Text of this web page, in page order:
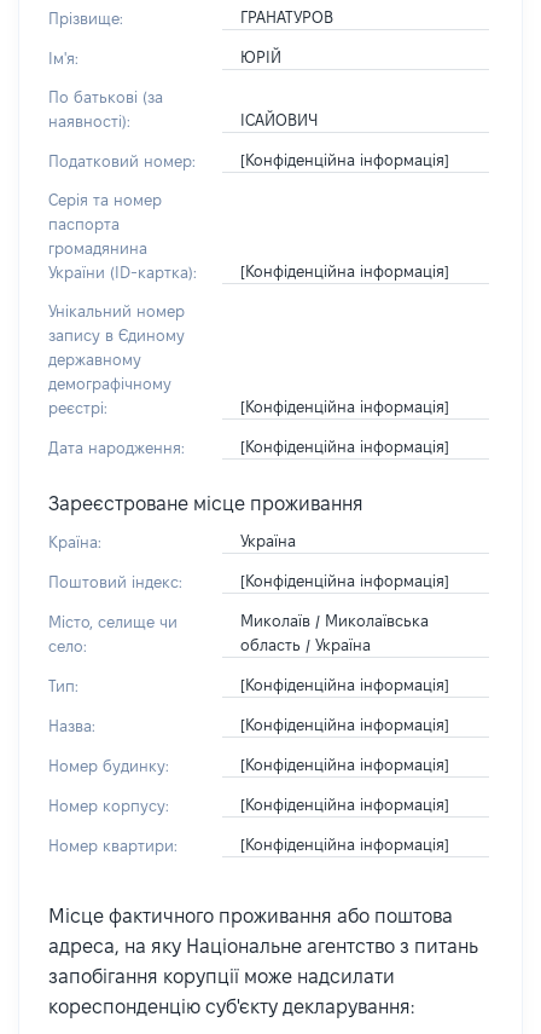
Прізвище: ГРАНАТУРОВ
Ім'я: ЮРІЙ
По батькові (за
наявності):
ІСАЙОВИЧ
Податковий номер: [Конфіденційна інформація]
Серія та номер
паспорта
громадянина
України (ID-картка):
[Конфіденційна інформація]
Унікальний номер
запису в Єдиному
державному
демографічному
реєстрі:
[Конфіденційна інформація]
Дата народження: [Конфіденційна інформація]
Зареєстроване місце проживання
Країна: Україна
Поштовий індекс: [Конфіденційна інформація]
Місто, селище чи
село:
Миколаїв / Миколаївська
область / Україна
Тип: [Конфіденційна інформація]
Назва: [Конфіденційна інформація]
Номер будинку: [Конфіденційна інформація]
Номер корпусу: [Конфіденційна інформація]
Номер квартири: [Конфіденційна інформація]
Місце фактичного проживання або поштова
адреса, на яку Національне агентство з питань
запобігання корупції може надсилати
кореспонденцію суб'єкту декларування: